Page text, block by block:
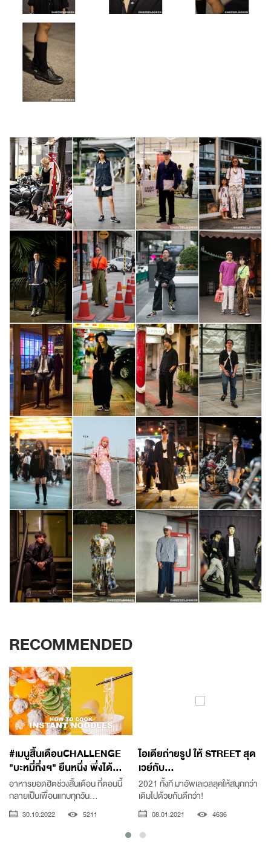
RECOMMENDED
#เมนูสิ้นเดือนCHALLENGE
"บะหมี่กึ่งฯ" ยืนหนึ่ง พึ่งได้...
อาหารยอดฮิตช่วงสิ้นเดือน ที่ตอนนี้
กลายเป็นเพื่อนแทบทุกวัน...
30.10.2022 5211
ไอเดียถ่ายรูป ให้ STREET สุด
เวย์กับ...
2021 ทั้งที มาอัพเลเวลลุคให้สนุกกว่า
เดิมไปด้วยกันดีกว่า!
08.01.2021 4636